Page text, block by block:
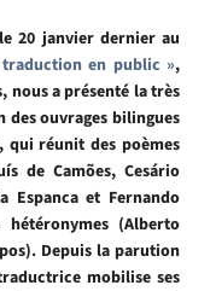
20 janvier dernier au
en public »,
nous a présenté la très
des ouvrages bilingues
qui réunit des poèmes
de Camões, Cesário
Espanca et Fernando
hétéronymes (Alberto
Depuis la parution
mobilise ses